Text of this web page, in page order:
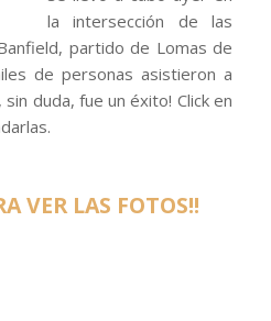
la intersección de las
partido de Lomas de
de personas asistieron a
duda, fue un éxito! Click en
VER LAS FOTOS!!